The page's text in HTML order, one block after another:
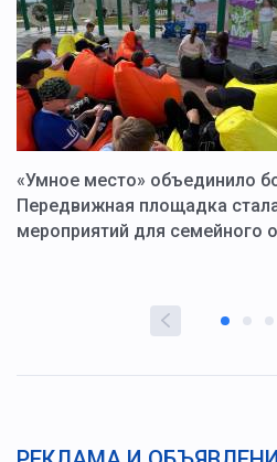
«Умное место» объединило
Передвижная площадка
мероприятий для семейного